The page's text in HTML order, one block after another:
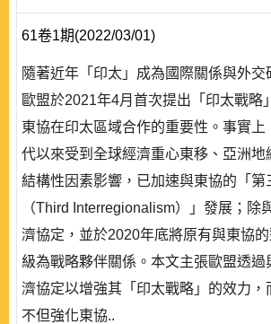
61卷1期(2022/03/01)
隨著近年「印太」成為國際關係與外交
歐盟於2021年4月首次提出「印太戰略
東協在印太區域合作的重要性。事實上
代以來受到全球經濟重心東移、亞洲地
結構性因素影響，已加速與東協的「第
（Third Interregionalism）」發展；除
濟協定，並於2020年底將原有與東協
級為戰略夥伴關係。本文主張歐盟透過
濟協定以增強其「印太戰略」的效力，
不但強化東協..